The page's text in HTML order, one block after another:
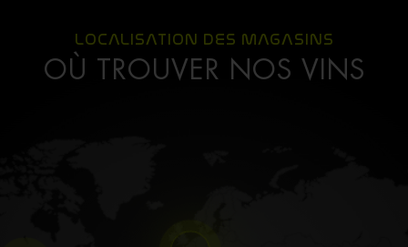
LOCALISATION DES MAGASINS
OÙ TROUVER NOS VINS